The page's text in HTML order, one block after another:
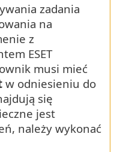
zadania
na
z
ESET
musi mieć
w odniesieniu do
się
jest
należy wykonać